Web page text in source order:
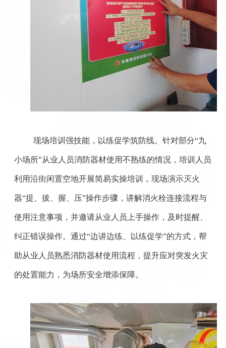
现场培训强技能，以练促学筑防线。针对部分“九
小场所”从业人员消防器材使用不熟练的情况，培训人员
利用沿街闲置空地开展简易实操培训，现场演示灭火
器“提、拔、握、压”操作步骤，讲解消火栓连接流程与
使用注意事项，并邀请从业人员上手操作，及时提醒、
纠正错误操作。通过“边讲边练、以练促学”的方式，帮
助从业人员熟悉消防器材使用流程，提升应对突发火灾
的处置能力，为场所安全增添保障。